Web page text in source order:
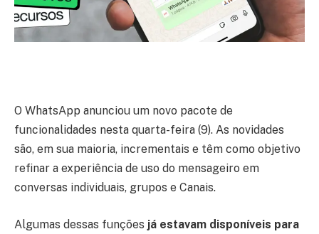
O WhatsApp anunciou um novo pacote de
funcionalidades nesta quarta-feira (9). As novidades
são, em sua maioria, incrementais e têm como objetivo
refinar a experiência de uso do mensageiro em
conversas individuais, grupos e Canais.
Algumas dessas funções já estavam disponíveis para